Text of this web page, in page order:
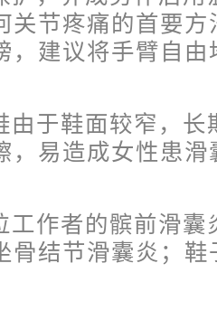
关节疼痛的首要
，建议将手臂自
由于鞋面较窄，
，易造成女性患
工作者的髌前滑
骨结节滑囊炎；